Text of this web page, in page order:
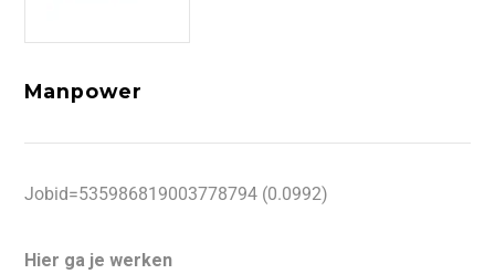
Manpower
Jobid=535986819003778794 (0.0992)
Hier ga je werken